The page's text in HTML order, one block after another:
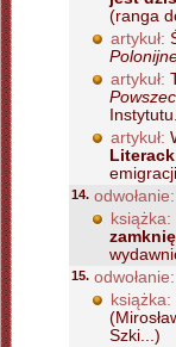
(ranga
artykuł:
artykuł:
artykuł:
14. odwołanie:
książka:
15. odwołanie:
książka:
Szki...)